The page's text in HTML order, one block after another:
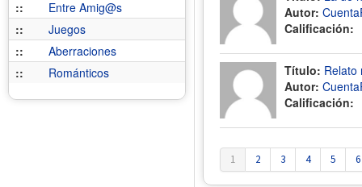
::
Entre Amig@s
::
Juegos
::
Aberraciones
::
Románticos
Autor:
Calificación:
Título: Relato
Autor:
Calificación:
1 2 3 4 5 6